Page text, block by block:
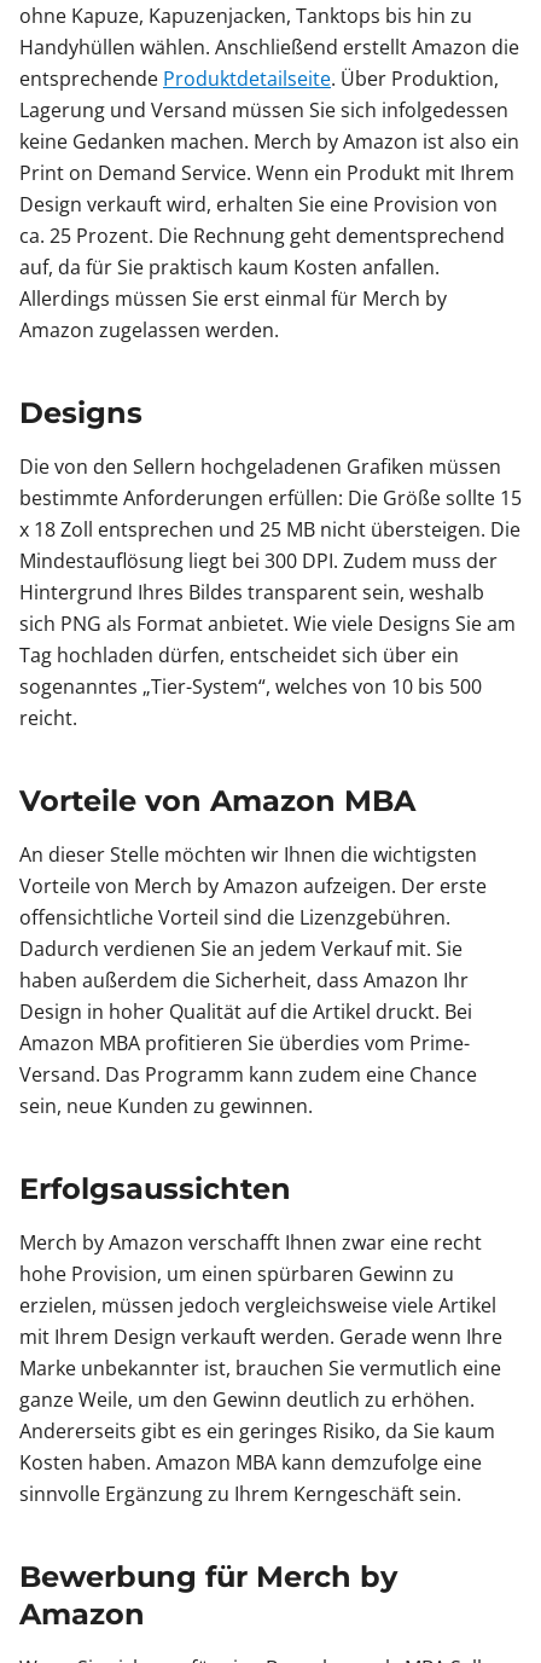
ohne Kapuze, Kapuzenjacken, Tanktops bis hin zu
Handyhüllen wählen. Anschließend erstellt Amazon die
entsprechende Produktdetailseite. Über Produktion,
Lagerung und Versand müssen Sie sich infolgedessen
keine Gedanken machen. Merch by Amazon ist also ein
Print on Demand Service. Wenn ein Produkt mit Ihrem
Design verkauft wird, erhalten Sie eine Provision von
ca. 25 Prozent. Die Rechnung geht dementsprechend
auf, da für Sie praktisch kaum Kosten anfallen.
Allerdings müssen Sie erst einmal für Merch by
Amazon zugelassen werden.
Designs
Die von den Sellern hochgeladenen Grafiken müssen
bestimmte Anforderungen erfüllen: Die Größe sollte 15
x 18 Zoll entsprechen und 25 MB nicht übersteigen. Die
Mindestauflösung liegt bei 300 DPI. Zudem muss der
Hintergrund Ihres Bildes transparent sein, weshalb
sich PNG als Format anbietet. Wie viele Designs Sie am
Tag hochladen dürfen, entscheidet sich über ein
sogenanntes „Tier-System“, welches von 10 bis 500
reicht.
Vorteile von Amazon MBA
An dieser Stelle möchten wir Ihnen die wichtigsten
Vorteile von Merch by Amazon aufzeigen. Der erste
offensichtliche Vorteil sind die Lizenzgebühren.
Dadurch verdienen Sie an jedem Verkauf mit. Sie
haben außerdem die Sicherheit, dass Amazon Ihr
Design in hoher Qualität auf die Artikel druckt. Bei
Amazon MBA profitieren Sie überdies vom Prime-
Versand. Das Programm kann zudem eine Chance
sein, neue Kunden zu gewinnen.
Erfolgsaussichten
Merch by Amazon verschafft Ihnen zwar eine recht
hohe Provision, um einen spürbaren Gewinn zu
erzielen, müssen jedoch vergleichsweise viele Artikel
mit Ihrem Design verkauft werden. Gerade wenn Ihre
Marke unbekannter ist, brauchen Sie vermutlich eine
ganze Weile, um den Gewinn deutlich zu erhöhen.
Andererseits gibt es ein geringes Risiko, da Sie kaum
Kosten haben. Amazon MBA kann demzufolge eine
sinnvolle Ergänzung zu Ihrem Kerngeschäft sein.
Bewerbung für Merch by
Amazon